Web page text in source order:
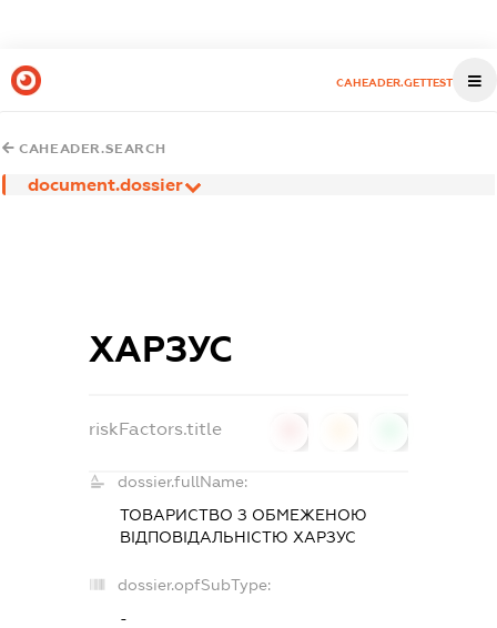
CAHEADER.GETTEST
CAHEADER.SEARCH
document.dossier
ХАРЗУС
riskFactors.title
dossier.fullName:
ТОВАРИСТВО З ОБМЕЖЕНОЮ
ВІДПОВІДАЛЬНІСТЮ ХАРЗУС
dossier.opfSubType:
-